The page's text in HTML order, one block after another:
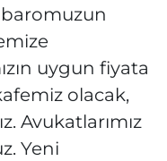
uygun fiyata
olacak,
Avukatlarımız
Yeni